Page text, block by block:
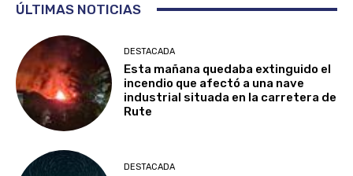
ÚLTIMAS NOTICIAS
DESTACADA
Esta mañana quedaba extinguido el
incendio que afectó a una nave
industrial situada en la carretera de
Rute
DESTACADA